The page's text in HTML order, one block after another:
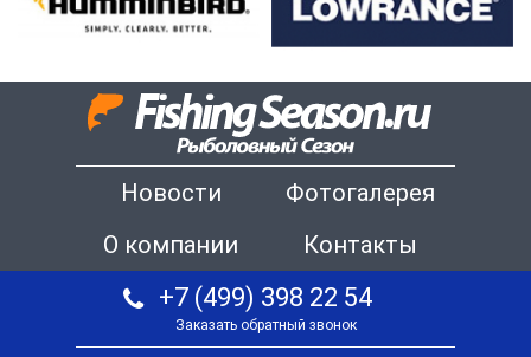
Новости
Фотогалерея
О компании
Контакты
+7 (499) 398 22 54
Заказать обратный звонок